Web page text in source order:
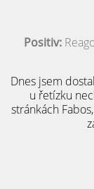
Positiv:
Dnes jsem
u řetízku
stránkách